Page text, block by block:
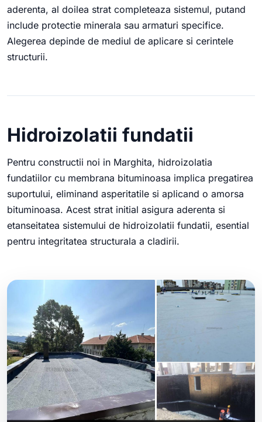
aderenta, al doilea strat completeaza sistemul, putand
include protectie minerala sau armaturi specifice.
Alegerea depinde de mediul de aplicare si cerintele
structurii.
Hidroizolatii fundatii
Pentru constructii noi in Marghita, hidroizolatia
fundatiilor cu membrana bituminoasa implica pregatirea
suportului, eliminand asperitatile si aplicand o amorsa
bituminoasa. Acest strat initial asigura aderenta si
etanseitatea sistemului de hidroizolatii fundatii, esential
pentru integritatea structurala a cladirii.